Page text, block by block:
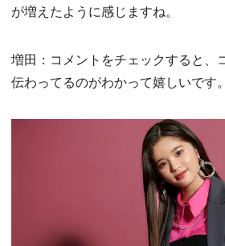
が増えたように感じますね。
増田：コメントをチェックすると、
伝わってるのがわかって嬉しいです。